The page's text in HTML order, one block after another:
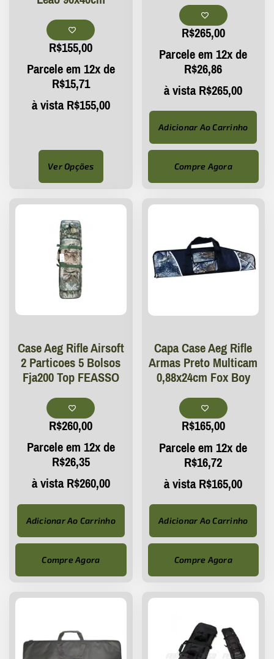
R$155,00
Parcele em 12x de
R$15,71
à vistaR$155,00
Ver Opções
R$265,00
Parcele em 12x de
R$26,86
à vistaR$265,00
Adicionar Ao Carrinho
Compre Agora
Case Aeg Rifle Airsoft
2 Particoes 5 Bolsos
Fja200 Top FEASSO
R$260,00
Parcele em 12x de
R$26,35
à vistaR$260,00
Adicionar Ao Carrinho
Compre Agora
Capa Case Aeg Rifle
Armas Preto Multicam
0,88x24cm Fox Boy
R$165,00
Parcele em 12x de
R$16,72
à vistaR$165,00
Adicionar Ao Carrinho
Compre Agora